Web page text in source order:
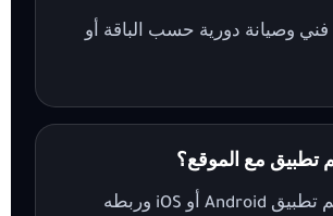
وصيانة دورية حسب الباقة أو
مع الموقع؟
نعم، يمكن تصميم تطبيق Android أو iOS وربطه